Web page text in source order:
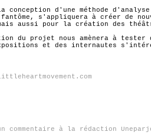
conception d'une méthode
s'appliquera à créer de
aussi pour la création des
du projet nous amènera à
et des internautes
commentaire à la rédaction